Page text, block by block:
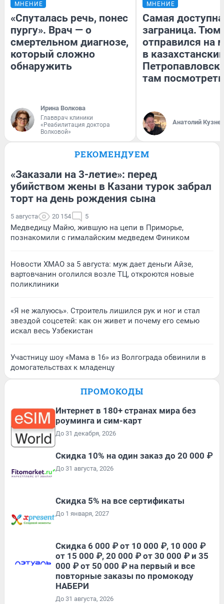
МНЕНИЕ
«Спуталась речь, понес
пургу». Врач — о
смертельном диагнозе,
который сложно
обнаружить
Ирина Волкова
Главврач клиники
«Реабилитация доктора
Волковой»
МНЕНИЕ
Самая
заграница.
отправился на
в
там посмотреть
Анатолий
РЕКОМЕНДУЕМ
«Заказали на 3-летие»: перед
убийством жены в Казани турок забрал
торт на день рождения сына
5 августа 20 154 5
Медведицу Майю, жившую на цепи в Приморье,
познакомили с гималайским медведем Фиником
Новости ХМАО за 5 августа: муж дает деньги Айзе,
вартовчанин оголился возле ТЦ, откроются новые
поликлиники
«Я не жалуюсь». Строитель лишился рук и ног и стал
звездой соцсетей: как он живет и почему его семью
искал весь Узбекистан
Участницу шоу «Мама в 16» из Волгограда обвинили в
домогательствах к младенцу
ПРОМОКОДЫ
Интернет в 180+ странах мира без
роуминга и сим-карт
До 31 декабря, 2026
Скидка 10% на один заказ до 20 000 ₽
До 31 августа, 2026
Скидка 5% на все сертификаты
До 1 января, 2027
Скидка 6 000 ₽ от 10 000 ₽, 10 000 ₽
от 15 000 ₽, 20 000 ₽ от 30 000 ₽ и 35
000 ₽ от 50 000 ₽ на первый и все
повторные заказы по промокоду
НАБЕРИ
До 31 августа, 2026